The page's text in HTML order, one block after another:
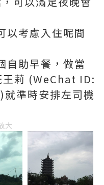
以考慮入住呢間
自助早餐，做當
王莉 (WeChat ID:
準時安排左司機
大